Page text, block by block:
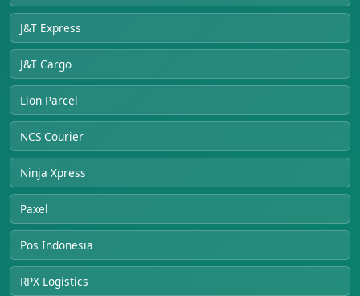
J&T Express
J&T Cargo
Lion Parcel
NCS Courier
Ninja Xpress
Paxel
Pos Indonesia
RPX Logistics